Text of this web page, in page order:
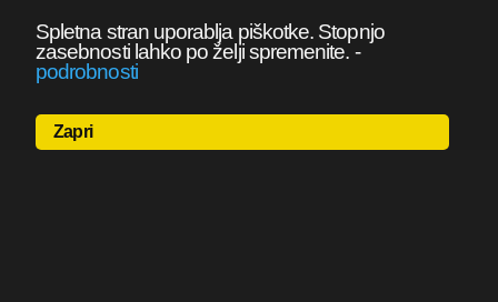
Spletna stran uporablja piškotke. Stopnjo
zasebnosti lahko po želji spremenite. -
podrobnosti
Zapri